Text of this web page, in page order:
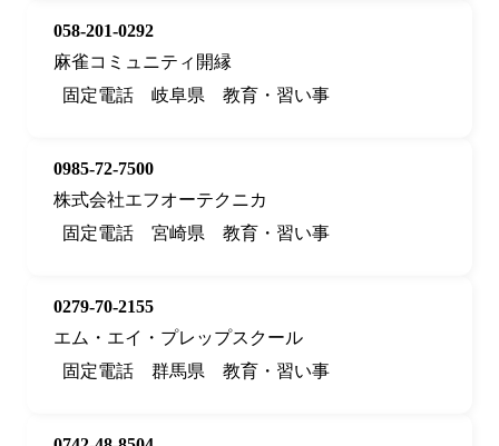
058-201-0292
麻雀コミュニティ開縁
固定電話
岐阜県 教育・習い事
0985-72-7500
株式会社エフオーテクニカ
固定電話
宮崎県 教育・習い事
0279-70-2155
エム・エイ・プレップスクール
固定電話
群馬県 教育・習い事